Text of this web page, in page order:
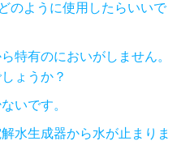
のように使用したらいいで
特有のにおいがしません。
ょうか？
いです。
水生成器から水が止まりま